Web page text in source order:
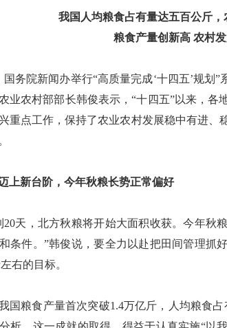
我国人均粮食占有量达五百公斤
粮食产量创新高 农村
院新闻办举行“高质量完成‘十四五’规划”
业农村部部长韩俊表示，“十四五”以来，
重点工作，保持了农业农村发展稳中有进、
新台阶，今年秋粮长势正常偏好
，北方秋粮将开始大面积收获。今年秋
条件。”韩俊说，要全力以赴把田间管理抓
右的目标。
粮食产量首次突破1.4万亿斤，人均粮食占